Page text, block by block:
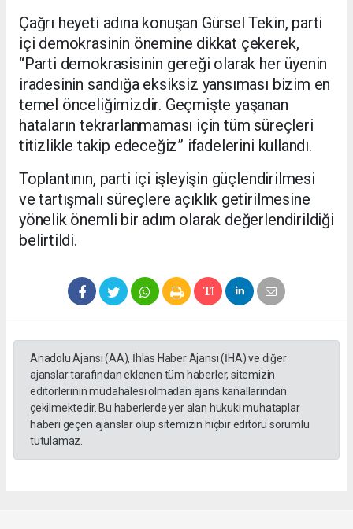
Çağrı heyeti adına konuşan Gürsel Tekin, parti
içi demokrasinin önemine dikkat çekerek,
“Parti demokrasisinin gereği olarak her üyenin
iradesinin sandığa eksiksiz yansıması bizim en
temel önceliğimizdir. Geçmişte yaşanan
hataların tekrarlanmaması için tüm süreçleri
titizlikle takip edeceğiz” ifadelerini kullandı.
Toplantının, parti içi işleyişin güçlendirilmesi
ve tartışmalı süreçlere açıklık getirilmesine
yönelik önemli bir adım olarak değerlendirildiği
belirtildi.
Anadolu Ajansı (AA), İhlas Haber Ajansı (İHA) ve diğer
ajanslar tarafından eklenen tüm haberler, sitemizin
editörlerinin müdahalesi olmadan ajans kanallarından
çekilmektedir. Bu haberlerde yer alan hukuki muhataplar
haberi geçen ajanslar olup sitemizin hiçbir editörü sorumlu
tutulamaz.